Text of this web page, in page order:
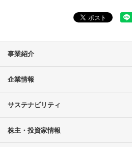
事業紹介
企業情報
サステナビリティ
株主・投資家情報